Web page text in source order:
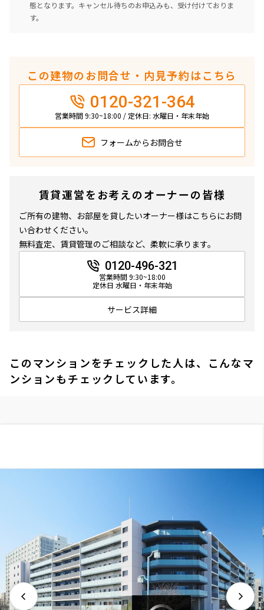
態となります。キャンセル待ちのお申込みも、受け付けておりま
す。
この建物のお問合せ・内見予約はこちら
0120-321-364
営業時間 9:30~18:00 / 定休日: 水曜日・年末年始
フォームから お問合せ
賃貸運営をお考えのオーナーの皆様
ご所有の建物、お部屋を貸したいオーナー様はこちらにお問
い合わせください。
無料査定、賃貸管理のご相談など、柔軟に承ります。
0120-496-321
営業時間 9:30~18:00
定休日 水曜日・年末年始
サービス詳細
このマンションをチェックした人は、こんなマ
ンションもチェックしています。